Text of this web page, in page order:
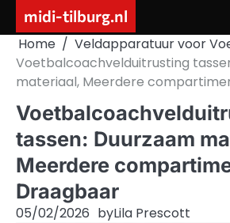
content
midi-tilburg.nl
Home
Veldapparatuur voor
Voetbalcoachvelduitrusting
materiaal, Meerdere
tassen: Duurzaam
Meerdere
Draagbaar
05/02/2026 byLila Prescott